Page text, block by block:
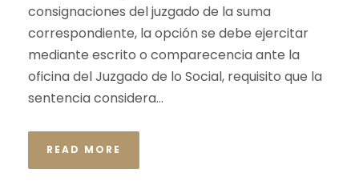
consignaciones del juzgado de la suma
correspondiente, la opción se debe ejercitar
mediante escrito o comparecencia ante la
oficina del Juzgado de lo Social, requisito que la
sentencia considera...
READ MORE